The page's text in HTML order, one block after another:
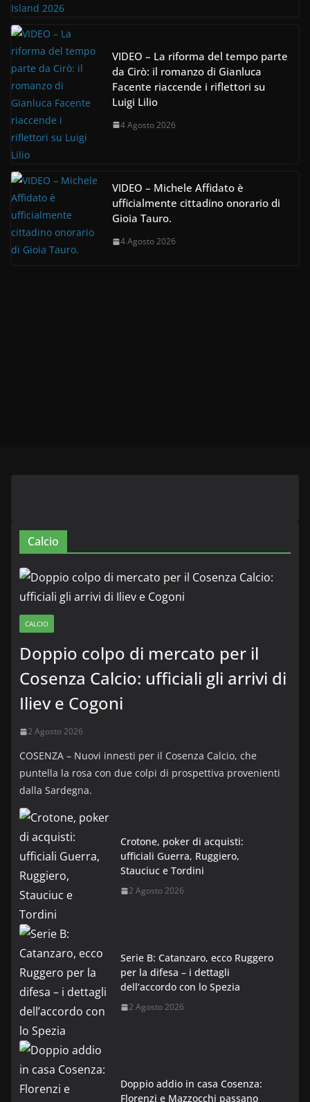
VIDEO – La riforma del tempo parte
da Cirò: il romanzo di Gianluca
Facente riaccende i riflettori su
Luigi Lilio
4 Agosto 2026
VIDEO – Michele Affidato è
ufficialmente cittadino onorario di
Gioia Tauro.
4 Agosto 2026
Calcio
CALCIO
Doppio colpo di mercato per il
Cosenza Calcio: ufficiali gli arrivi di
Iliev e Cogoni
2 Agosto 2026
COSENZA – Nuovi innesti per il Cosenza Calcio, che
puntella la rosa con due colpi di prospettiva provenienti
dalla Sardegna.
Crotone, poker di acquisti:
ufficiali Guerra, Ruggiero,
Stauciuc e Tordini
2 Agosto 2026
Serie B: Catanzaro, ecco Ruggero
per la difesa – i dettagli
dell’accordo con lo Spezia
2 Agosto 2026
Doppio addio in casa Cosenza:
Florenzi e Mazzocchi passano